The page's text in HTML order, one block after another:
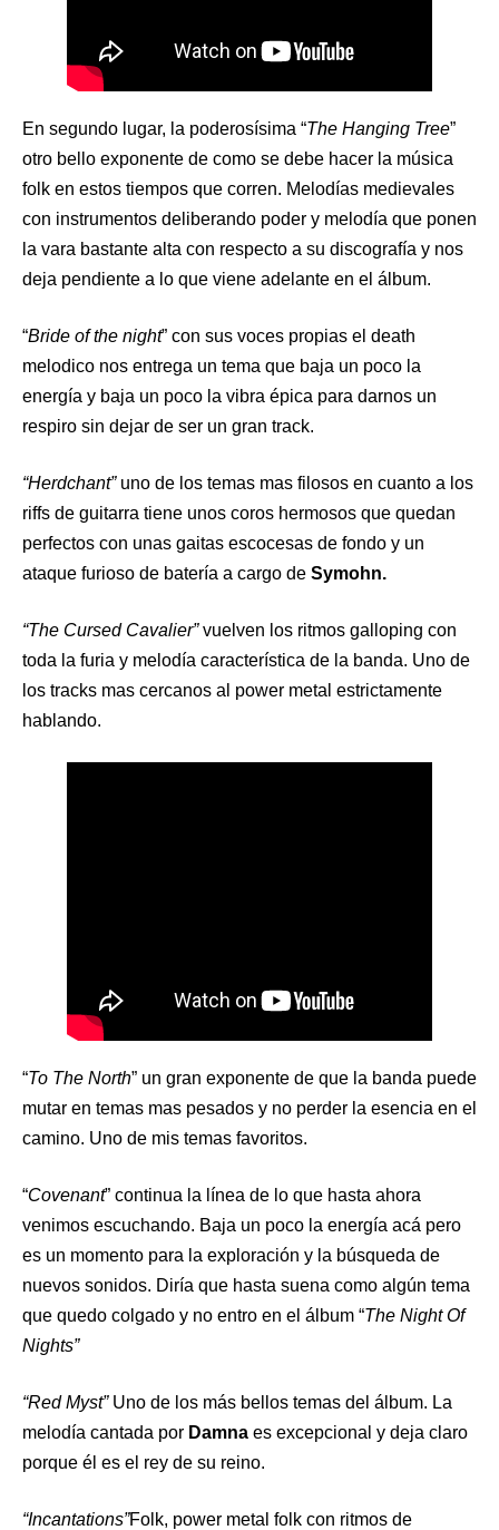
En segundo lugar, la poderosísima “The Hanging Tree”
otro bello exponente de como se debe hacer la música
folk en estos tiempos que corren. Melodías medievales
con instrumentos deliberando poder y melodía que ponen
la vara bastante alta con respecto a su discografía y nos
deja pendiente a lo que viene adelante en el álbum.
“Bride of the night” con sus voces propias el death
melodico nos entrega un tema que baja un poco la
energía y baja un poco la vibra épica para darnos un
respiro sin dejar de ser un gran track.
“Herdchant” uno de los temas mas filosos en cuanto a los
riffs de guitarra tiene unos coros hermosos que quedan
perfectos con unas gaitas escocesas de fondo y un
ataque furioso de batería a cargo de Symohn.
“The Cursed Cavalier”vuelven los ritmos galloping con
toda la furia y melodía característica de la banda. Uno de
los tracks mas cercanos al power metal estrictamente
hablando.
“To The North” un gran exponente de que la banda puede
mutar en temas mas pesados y no perder la esencia en el
camino. Uno de mis temas favoritos.
“Covenant” continua la línea de lo que hasta ahora
venimos escuchando. Baja un poco la energía acá pero
es un momento para la exploración y la búsqueda de
nuevos sonidos. Diría que hasta suena como algún tema
que quedo colgado y no entro en el álbum “The Night Of
Nights”
“Red Myst” Uno de los más bellos temas del álbum. La
melodía cantada por Damna es excepcional y deja claro
porque él es el rey de su reino.
“Incantations”Folk, power metal folk con ritmos de